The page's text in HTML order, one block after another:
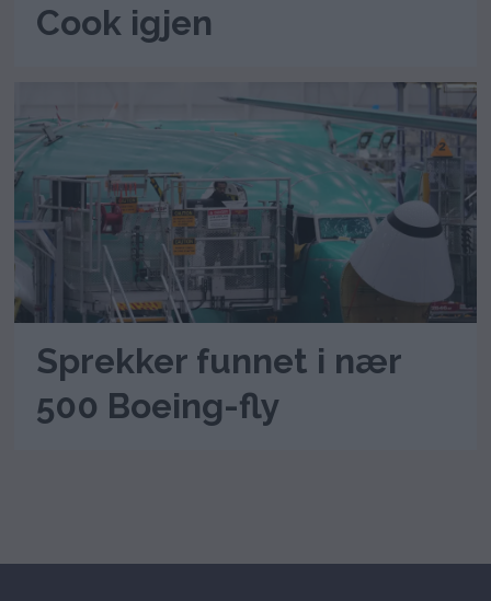
Cook igjen
Sprekker funnet i nær
500 Boeing-fly